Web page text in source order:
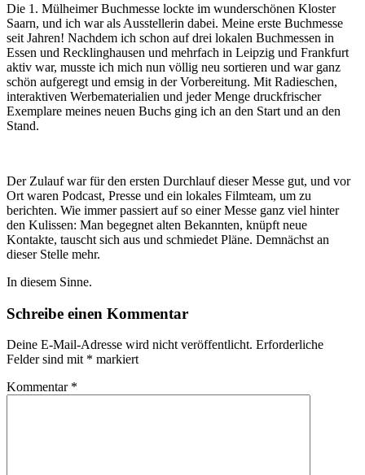
Die 1. Mülheimer Buchmesse lockte im wunderschönen Kloster
Saarn, und ich war als Ausstellerin dabei. Meine erste Buchmesse
seit Jahren! Nachdem ich schon auf drei lokalen Buchmessen in
Essen und Recklinghausen und mehrfach in Leipzig und Frankfurt
aktiv war, musste ich mich nun völlig neu sortieren und war ganz
schön aufgeregt und emsig in der Vorbereitung. Mit Radieschen,
interaktiven Werbematerialien und jeder Menge druckfrischer
Exemplare meines neuen Buchs ging ich an den Start und an den
Stand.
Der Zulauf war für den ersten Durchlauf dieser Messe gut, und vor
Ort waren Podcast, Presse und ein lokales Filmteam, um zu
berichten. Wie immer passiert auf so einer Messe ganz viel hinter
den Kulissen: Man begegnet alten Bekannten, knüpft neue
Kontakte, tauscht sich aus und schmiedet Pläne. Demnächst an
dieser Stelle mehr.
In diesem Sinne.
Schreibe einen Kommentar
Deine E-Mail-Adresse wird nicht veröffentlicht. Erforderliche
Felder sind mit * markiert
Kommentar *